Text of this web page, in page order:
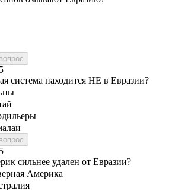
Следующий вопрос
5
система находится НЕ в Евразии?
Следующий вопрос
5
сильнее удален от Евразии?
Америка